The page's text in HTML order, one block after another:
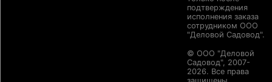
подтверждения
исполнения заказа
сотрудником ООО
"Деловой Садовод".
© ООО "Деловой
Садовод", 2007-
2026. Все права